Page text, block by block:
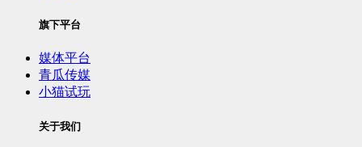
旗下平台
媒体平台
青瓜传媒
小猫试玩
关于我们